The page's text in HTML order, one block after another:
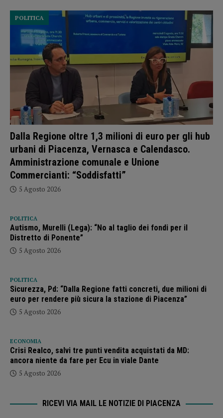
Dalla Regione oltre 1,3 milioni di euro per gli hub
urbani di Piacenza, Vernasca e Calendasco.
Amministrazione comunale e Unione
Commercianti: “Soddisfatti”
POLITICA
5 Agosto 2026
POLITICA
Autismo, Murelli (Lega): “No al taglio dei fondi per il
Distretto di Ponente”
5 Agosto 2026
POLITICA
Sicurezza, Pd: “Dalla Regione fatti concreti, due milioni di
euro per rendere più sicura la stazione di Piacenza”
5 Agosto 2026
ECONOMIA
Crisi Realco, salvi tre punti vendita acquistati da MD:
ancora niente da fare per Ecu in viale Dante
5 Agosto 2026
RICEVI VIA MAIL LE NOTIZIE DI PIACENZA